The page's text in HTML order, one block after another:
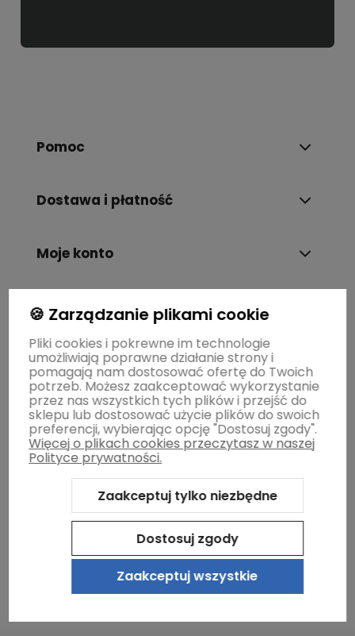
Pomoc
Dostawa i płatność
Moje konto
Gwarancja i zwroty
O firmie
Sklep internetowy Shoper.pl Szablon Shoper Modern 3.0™
GrowCommerce
🍪 Zarządzanie plikami cookie
Pliki cookies i pokrewne im technologie
umożliwiają poprawne działanie strony i
pomagają nam dostosować ofertę do Twoich
potrzeb. Możesz zaakceptować wykorzystanie
przez nas wszystkich tych plików i przejść do
sklepu lub dostosować użycie plików do swoich
preferencji, wybierając opcję "Dostosuj zgody".
Więcej o plikach cookies przeczytasz w naszej
Polityce prywatności.
Zaakceptuj tylko niezbędne
Dostosuj zgody
Zaakceptuj wszystkie